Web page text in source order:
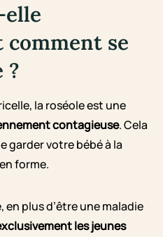
elle
comment se
?
la roséole est une
contagieuse. Cela
garder votre bébé à la
forme.
en plus d’être une maladie
les jeunes